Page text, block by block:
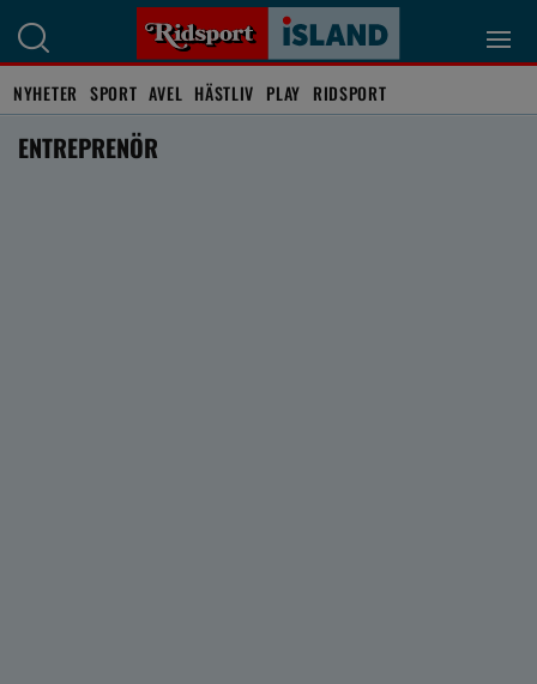
NYHETER SPORT AVEL HÄSTLIV PLAY RIDSPORT
ENTREPRENÖR